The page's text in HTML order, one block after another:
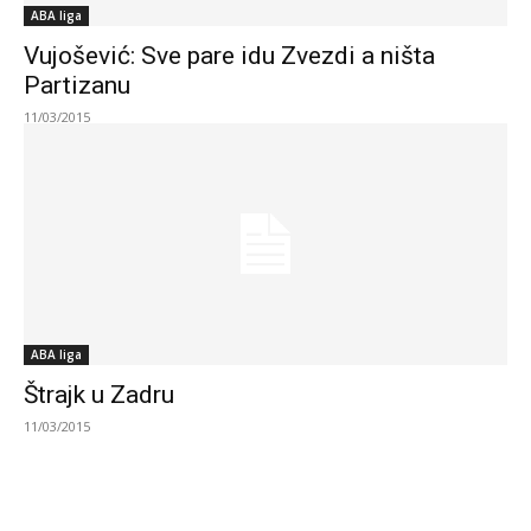
ABA liga
Vujošević: Sve pare idu Zvezdi a ništa
Partizanu
11/03/2015
ABA liga
Štrajk u Zadru
11/03/2015